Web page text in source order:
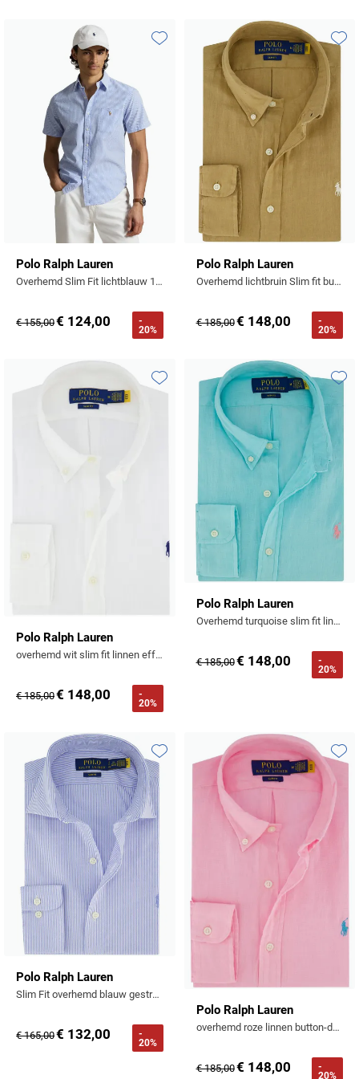
Seidensticker
State of Art
Tommy Hilfiger
Vanguard
Reset
Roy Robson
Schiesser
Seidensticker
Slater
Superdry
Tommy Hilfiger
Tramarossa
Vanguard
Polo Ralph Lauren
Overhemd Slim Fit lichtblauw 100% linnen
€ 155,00€ 124,00
-
20%
Toevoegen aan favorieten
Polo Ralph Lauren
Overhemd lichtbruin Slim fit button down boord
€ 185,00€ 148,00
-
20%
Polo Ralph Lauren
overhemd wit slim fit linnen effen
€ 185,00€ 148,00
-
20%
Toevoegen aan favorieten
Polo Ralph Lauren
Overhemd turquoise slim fit linnen
€ 185,00€ 148,00
-
20%
Polo Ralph Lauren
Slim Fit overhemd blauw gestreept katoen
€ 165,00€ 132,00
-
20%
Toevoegen aan favorieten
Polo Ralph Lauren
overhemd roze linnen button-down
€ 185,00€ 148,00
-
20%